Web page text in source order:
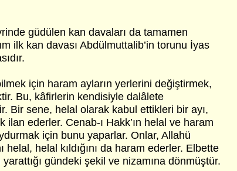
güdülen kan davaları da tamamen
ilk kan davası Abdülmuttalib’in torunu İyas
için haram ayların yerlerini değiştirmek,
Bu, kâfirlerin kendisiyle dalâlete
Bir sene, helal olarak kabul ettikleri bir ayı,
ilan ederler. Cenab-ı Hakk’ın helal ve haram
için bunu yaparlar. Onlar, Allahü
helal, helal kıldığını da haram ederler. Elbette
gündeki şekil ve nizamına dönmüştür.